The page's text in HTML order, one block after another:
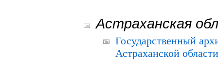
Астраханская
Государственный
Астраханской